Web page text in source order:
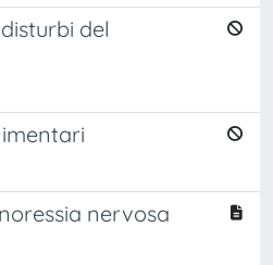
del
nervosa